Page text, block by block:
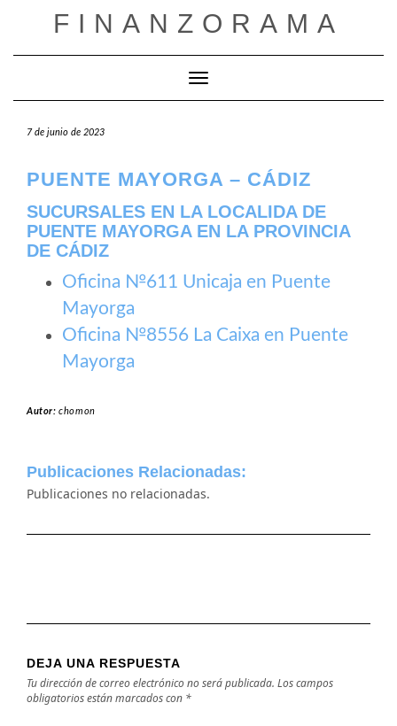
FINANZORAMA
Cambiar modo de navegación
7 de junio de 2023
PUENTE MAYORGA – CÁDIZ
SUCURSALES EN LA LOCALIDA DE
PUENTE MAYORGA EN LA PROVINCIA
DE CÁDIZ
Oficina №611 Unicaja en Puente
Mayorga
Oficina №8556 La Caixa en Puente
Mayorga
Autor:chomon
Publicaciones Relacionadas:
Publicaciones no relacionadas.
DEJA UNA RESPUESTA
Tu dirección de correo electrónico no será publicada. Los campos
obligatorios están marcados con *